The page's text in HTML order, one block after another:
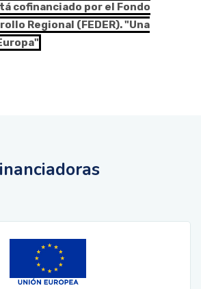
cofinanciado por el Fondo
Regional (FEDER). "Una